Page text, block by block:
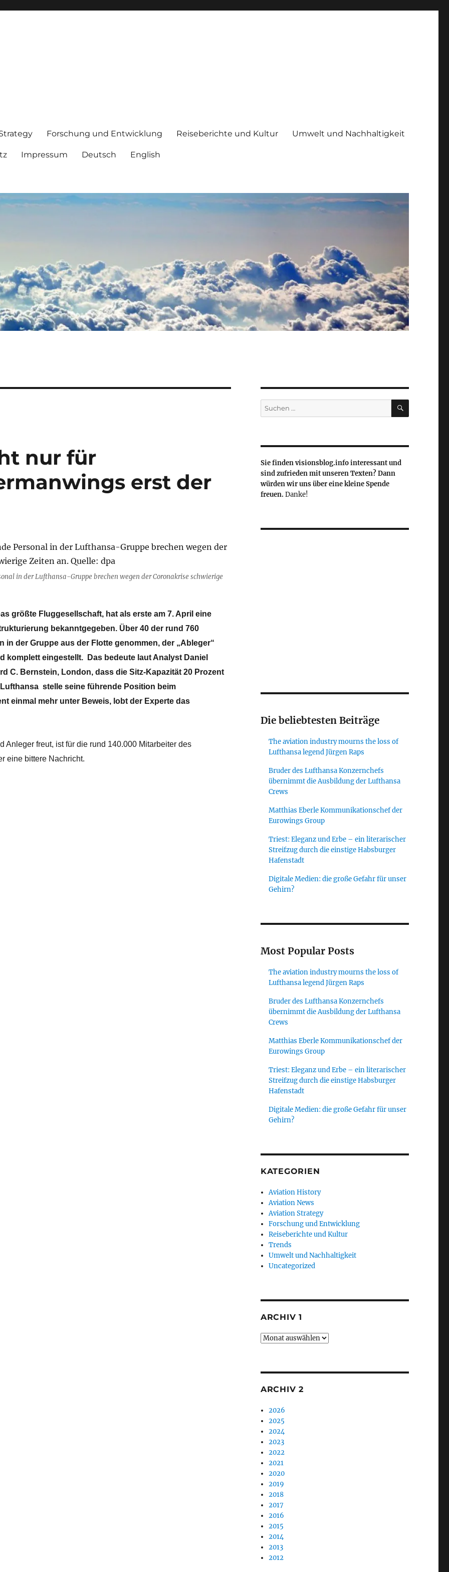
Forschung und Entwicklung Reiseberichte und Kultur Umwelt und Nachhaltigkeit
Impressum Deutsch English
nur für
erst der
in der Lufthansa-Gruppe brechen wegen der Coronakrise schwierige
größte Fluggesellschaft, hat als erste am 7. April eine
bekanntgegeben. Über 40 der rund 760
in der Gruppe aus der Flotte genommen, der „Ableger“
komplett eingestellt. Das bedeute laut Analyst Daniel
C. Bernstein, London, dass die Sitz-Kapazität 20 Prozent
stelle seine führende Position beim
einmal mehr unter Beweis, lobt der Experte das
Anleger freut, ist für die rund 140.000 Mitarbeiter des
eine bittere Nachricht.
nur für Lufthanseaten. Germanwings erst der Anfang?“
Suche
nach:
SUCHEN
Sie finden visionsblog.info interessant und
sind zufrieden mit unseren Texten? Dann
würden wir uns über eine kleine Spende
freuen. Danke!
Die beliebtesten Beiträge
The aviation industry mourns the loss of
Lufthansa legend Jürgen Raps
Bruder des Lufthansa Konzernchefs
übernimmt die Ausbildung der Lufthansa
Crews
Matthias Eberle Kommunikationschef der
Eurowings Group
Triest: Eleganz und Erbe – ein literarischer
Streifzug durch die einstige Habsburger
Hafenstadt
Digitale Medien: die große Gefahr für unser
Gehirn?
Most Popular Posts
The aviation industry mourns the loss of
Lufthansa legend Jürgen Raps
Bruder des Lufthansa Konzernchefs
übernimmt die Ausbildung der Lufthansa
Crews
Matthias Eberle Kommunikationschef der
Eurowings Group
Triest: Eleganz und Erbe – ein literarischer
Streifzug durch die einstige Habsburger
Hafenstadt
Digitale Medien: die große Gefahr für unser
Gehirn?
KATEGORIEN
Aviation History
Aviation News
Aviation Strategy
Forschung und Entwicklung
Reiseberichte und Kultur
Trends
Umwelt und Nachhaltigkeit
Uncategorized
ARCHIV 1
Archiv
ARCHIV 2
2026
2025
2024
2023
2022
2021
2020
2019
2018
2017
2016
2015
2014
2013
2012